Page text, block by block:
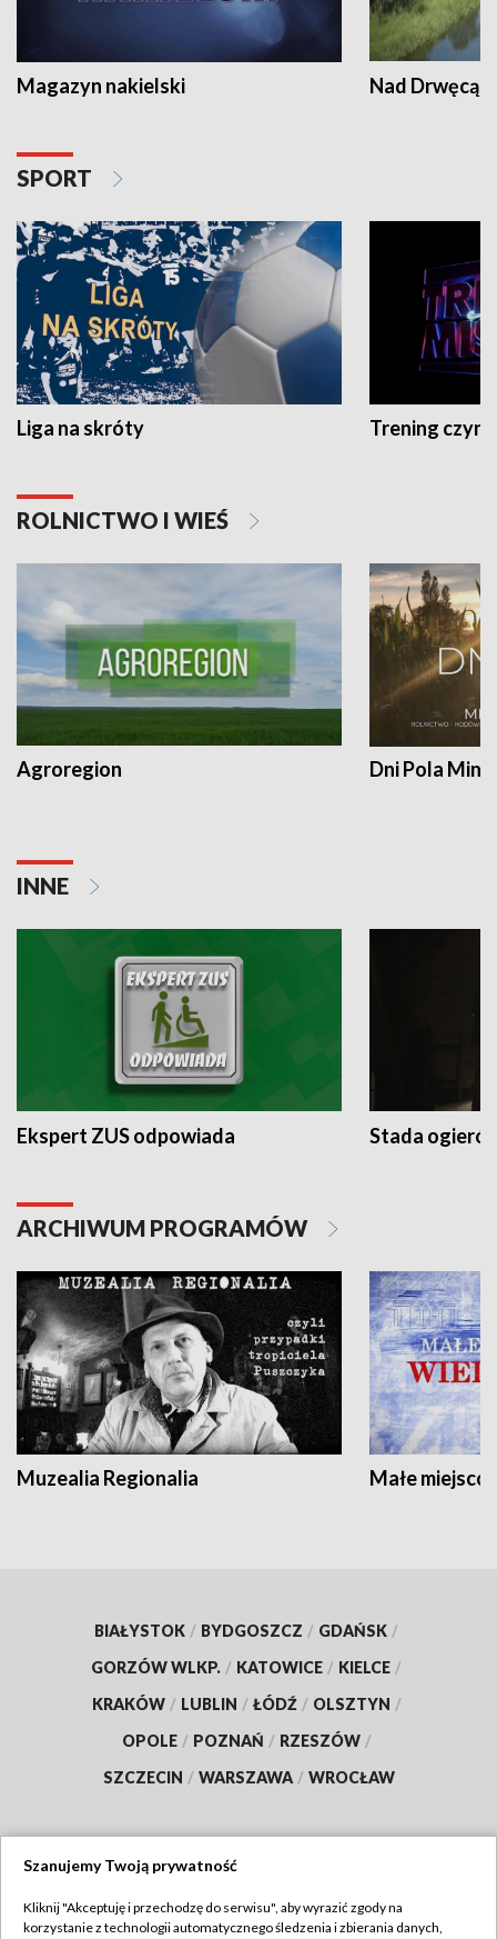
Magazyn nakielski Nad Drwęcą
SPORT
Liga na skróty Trening czyni
ROLNICTWO I WIEŚ
Agroregion Dni Pola
INNE
Ekspert ZUS odpowiada Stada
ARCHIWUM PROGRAMÓW
Muzealia Regionalia Małe
BIAŁYSTOK / BYDGOSZCZ / GDAŃSK /
GORZÓW WLKP. / KATOWICE / KIELCE /
KRAKÓW / LUBLIN / ŁÓDŹ / OLSZTYN /
OPOLE / POZNAŃ / RZESZÓW /
SZCZECIN / WARSZAWA / WROCŁAW
TVP
Szanujemy Twoją prywatność
Kliknij "Akceptuję i przechodzę do serwisu", aby wyrazić zgody na
korzystanie z technologii automatycznego śledzenia i zbierania danych,